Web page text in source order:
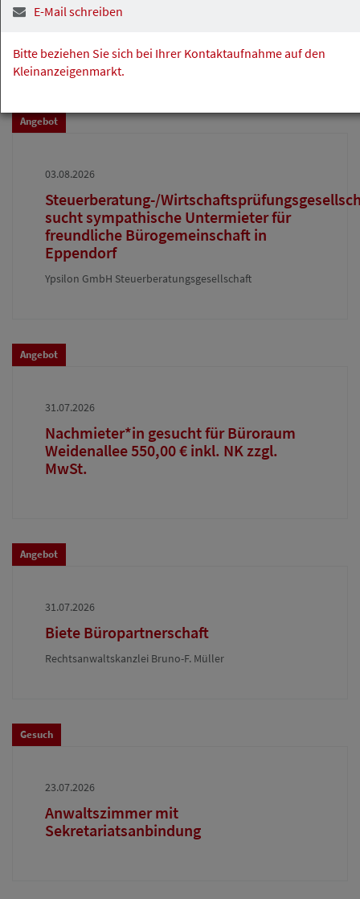
Anwaltszimmer in Bürogemeinschaft in
Angebot
03.08.2026
Steuerberatung-/
sucht sympathische Untermieter für
freundliche Bürogemeinschaft in
Eppendorf
Ypsilon GmbH Steuerberatungsgesellschaft
Angebot
31.07.2026
Nachmieter*in gesucht für Büroraum
Weidenallee 550,00 € inkl. NK zzgl.
MwSt.
Angebot
31.07.2026
Biete Büropartnerschaft
Rechtsanwaltskanzlei Bruno-F. Müller
Gesuch
23.07.2026
Anwaltszimmer mit
Sekretariatsanbindung
Bitte beziehen Sie sich bei Ihrer Kontaktaufnahme auf den
Kleinanzeigenmarkt.